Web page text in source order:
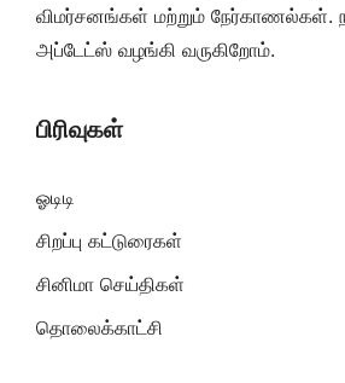
விமர்சனங்கள் மற்றும் நேர்காணல்கள்.
அப்டேட்ஸ் வழங்கி வருகிறோம்.
பிரிவுகள்
ஓடிடி
சிறப்பு கட்டுரைகள்
சினிமா செய்திகள்
தொலைக்காட்சி